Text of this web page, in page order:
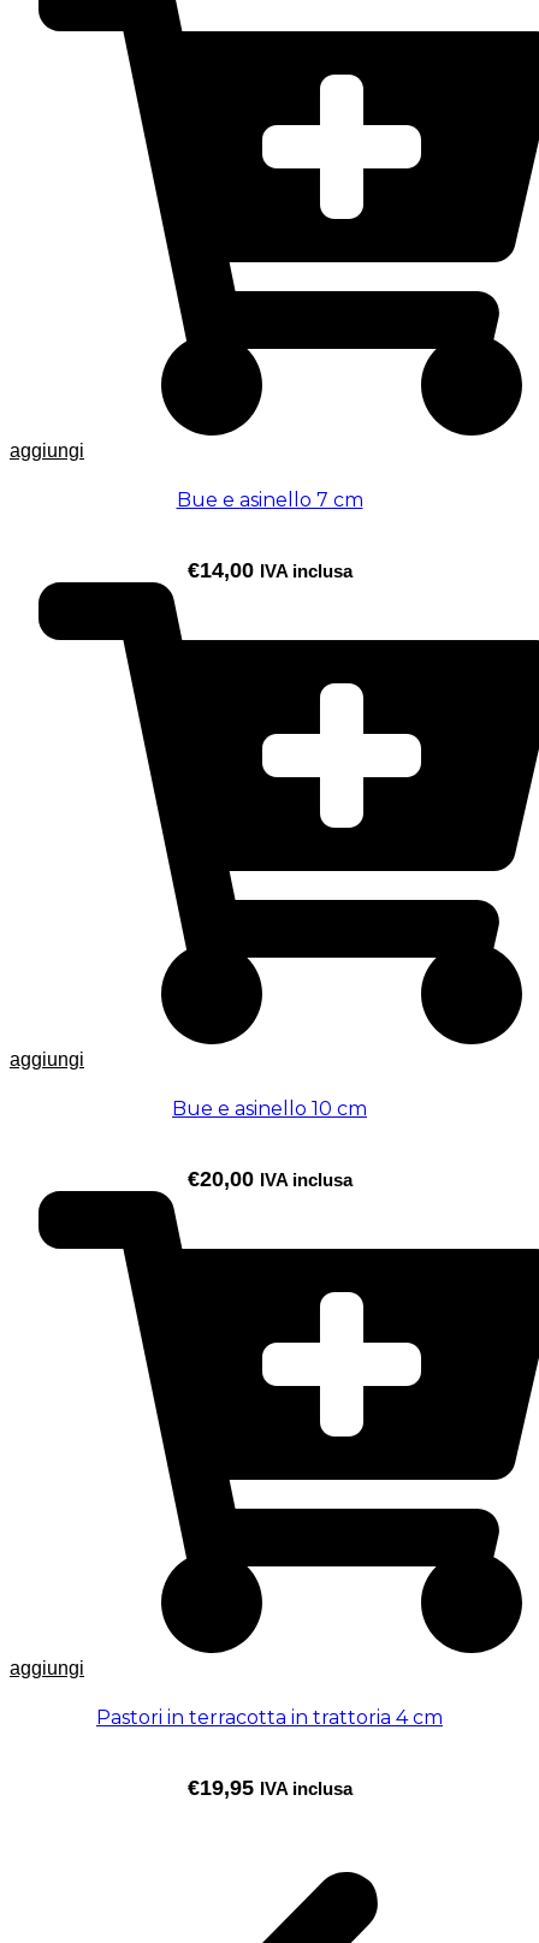
aggiungi
Bue e asinello 7 cm
€14,00 IVA inclusa
aggiungi
Bue e asinello 10 cm
€20,00 IVA inclusa
aggiungi
Pastori in terracotta in trattoria 4 cm
€19,95 IVA inclusa